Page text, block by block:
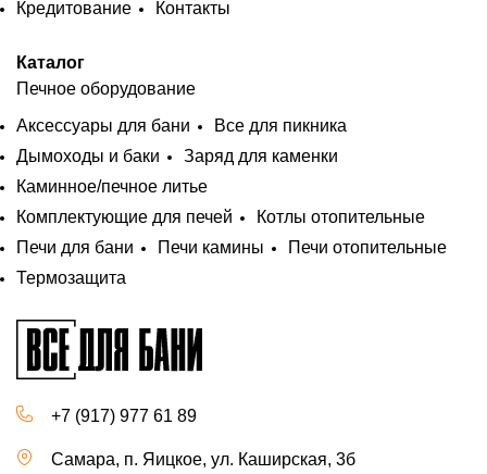
Кредитование
Контакты
Каталог
Печное оборудование
Аксессуары для бани
Все для пикника
Дымоходы и баки
Заряд для каменки
Каминное/печное литье
Комплектующие для печей
Котлы отопительные
Печи для бани
Печи камины
Печи отопительные
Термозащита
+7 (917) 977 61 89
Самара, п. Яицкое, ул. Каширская, 3б